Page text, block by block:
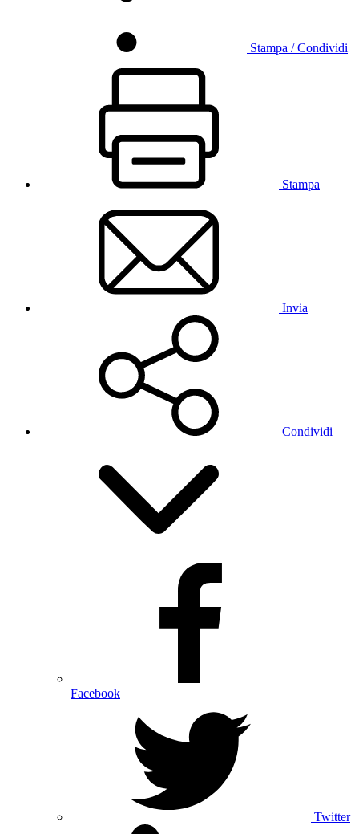
Stampa / Condividi
Stampa
Invia
Condividi
Facebook
Twitter